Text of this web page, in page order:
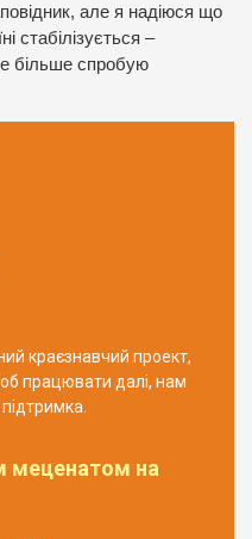
але я надіюся що
стабілізується –
більше спробую
краєзнавчий проект,
працювати далі, нам
меценатом на